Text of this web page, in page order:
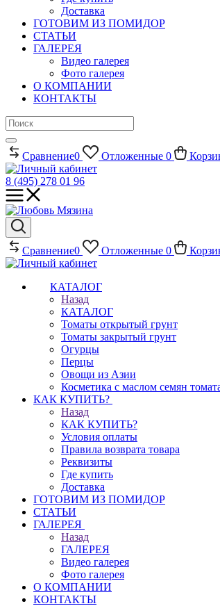
Доставка
ГОТОВИМ ИЗ ПОМИДОР
СТАТЬИ
ГАЛЕРЕЯ
Видео галерея
Фото галерея
О КОМПАНИИ
КОНТАКТЫ
Сравнение0 Отложенные 0
8 (495) 278 01 96
Сравнение0 Отложенные 0
КАТАЛОГ
Назад
КАТАЛОГ
Томаты открытый грунт
Томаты закрытый грунт
Огурцы
Перцы
Овощи из Азии
Косметика с маслом семян
КАК КУПИТЬ?
Назад
КАК КУПИТЬ?
Условия оплаты
Правила возврата товара
Реквизиты
Где купить
Доставка
ГОТОВИМ ИЗ ПОМИДОР
СТАТЬИ
ГАЛЕРЕЯ
Назад
ГАЛЕРЕЯ
Видео галерея
Фото галерея
О КОМПАНИИ
КОНТАКТЫ